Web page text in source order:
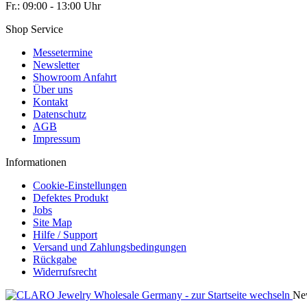
Fr.: 09:00 - 13:00 Uhr
Shop Service
Messetermine
Newsletter
Showroom Anfahrt
Über uns
Kontakt
Datenschutz
AGB
Impressum
Informationen
Cookie-Einstellungen
Defektes Produkt
Jobs
Site Map
Hilfe / Support
Versand und Zahlungsbedingungen
Rückgabe
Widerrufsrecht